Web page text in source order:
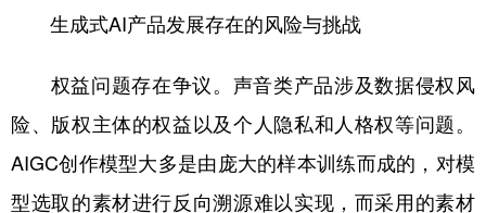
生成式AI产品发展存在的风险与挑战
权益问题存在争议。声音类产品涉及数据侵权风
险、版权主体的权益以及个人隐私和人格权等问题。
AIGC创作模型大多是由庞大的样本训练而成的，对模
型选取的素材进行反向溯源难以实现，而采用的素材